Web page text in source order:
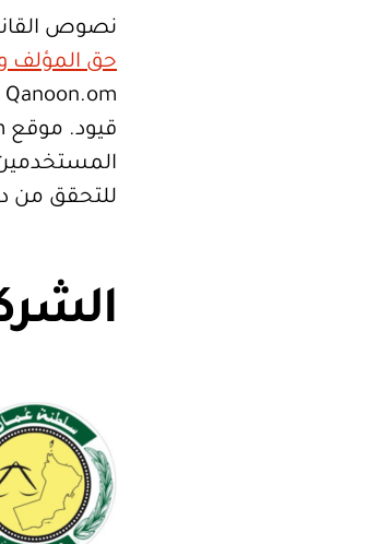
نصوص
حق المؤلف
المستخدمين
للتحقق من